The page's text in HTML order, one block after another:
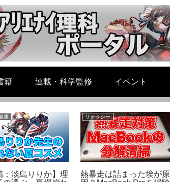
籍 連載・科学監修 イベント
康
：淡島りりか】理
リテラシー
熱暴走は詰まった埃が原